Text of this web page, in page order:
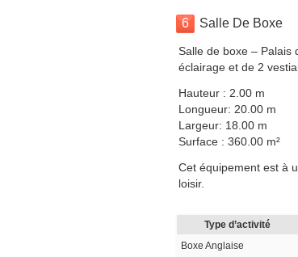
6 Salle De Boxe
Salle de boxe – Palais
éclairage et de 2
Hauteur : 2.00 m
Longueur: 20.00 m
Largeur: 18.00 m
Surface : 360.00 m²
Cet équipement est à
loisir.
Type d’activité
Boxe Anglaise